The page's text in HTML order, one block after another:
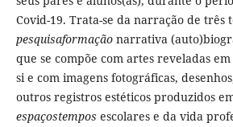
Covid-19. Trata-se da narração de três
pesquisaformaçãonarrativa
que se compõe com artes reveladas
si e com imagens fotográficas,
outros registros estéticos produzidos
espaçostempos escolares e da vida